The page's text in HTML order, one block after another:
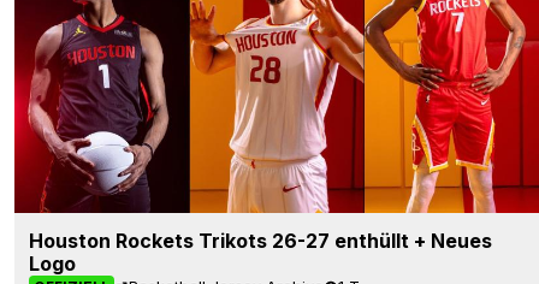
Houston Rockets Trikots 26-27 enthüllt + Neues
Logo